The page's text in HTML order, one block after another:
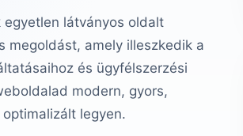
látványos oldalt
megoldást, amely illeszkedik a
és ügyfélszerzési
modern, gyors,
legyen.